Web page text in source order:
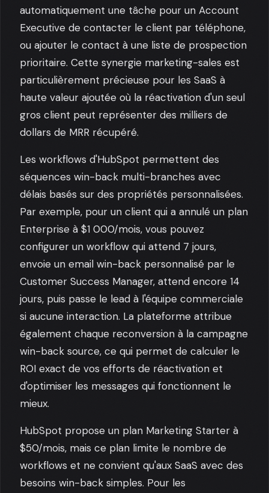
automatiquement une tâche pour un Account
Executive de contacter le client par téléphone,
ou ajouter le contact à une liste de prospection
prioritaire. Cette synergie marketing-sales est
particulièrement précieuse pour les SaaS à
haute valeur ajoutée où la réactivation d'un seul
gros client peut représenter des milliers de
dollars de MRR récupéré.
Les workflows d'HubSpot permettent des
séquences win-back multi-branches avec
délais basés sur des propriétés personnalisées.
Par exemple, pour un client qui a annulé un plan
Enterprise à $1 000/mois, vous pouvez
configurer un workflow qui attend 7 jours,
envoie un email win-back personnalisé par le
Customer Success Manager, attend encore 14
jours, puis passe le lead à l'équipe commerciale
si aucune interaction. La plateforme attribue
également chaque reconversion à la campagne
win-back source, ce qui permet de calculer le
ROI exact de vos efforts de réactivation et
d'optimiser les messages qui fonctionnent le
mieux.
HubSpot propose un plan Marketing Starter à
$50/mois, mais ce plan limite le nombre de
workflows et ne convient qu'aux SaaS avec des
besoins win-back simples. Pour les